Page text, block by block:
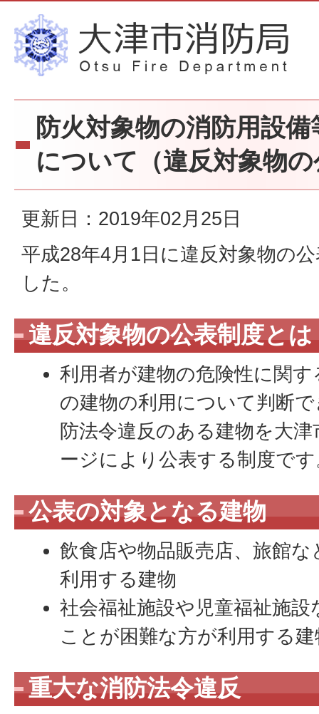
防火対象物の消防用設
について（違反対象物
更新日：2019年02月25日
平成28年4月1日に違反対象物の
した。
違反対象物の公表制度とは
利用者が建物の危険性に関
の建物の利用について判断
防法令違反のある建物を大
ージにより公表する制度で
公表の対象となる建物
飲食店や物品販売店、旅館
利用する建物
社会福祉施設や児童福祉施
ことが困難な方が利用する建
重大な消防法令違反